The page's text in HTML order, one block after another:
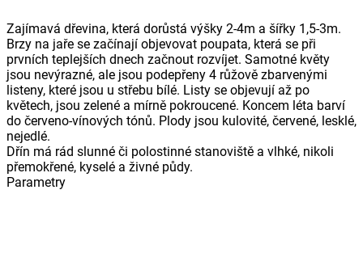
Zajímavá dřevina, která dorůstá výšky 2-4m a šířky 1,5-3m.
Brzy na jaře se začínají objevovat poupata, která se při
prvních teplejších dnech začnout rozvíjet. Samotné květy
jsou nevýrazné, ale jsou podepřeny 4 růžově zbarvenými
listeny, které jsou u střebu bílé. Listy se objevují až po
květech, jsou zelené a mírně pokroucené. Koncem léta barví
do červeno-vínových tónů. Plody jsou kulovité, červené, lesklé,
nejedlé.
Dřín má rád slunné či polostinné stanoviště a vlhké, nikoli
přemokřené, kyselé a živné půdy.
Parametry